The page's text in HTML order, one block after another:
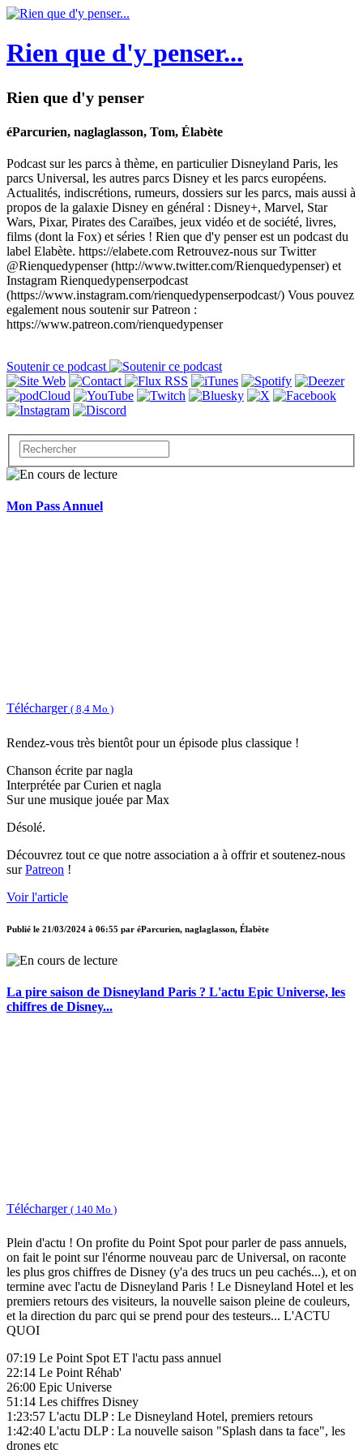
Rien que d'y penser...
Rien que d'y penser
éParcurien, naglaglasson, Tom, Élabète
Podcast sur les parcs à thème, en particulier Disneyland Paris, les
parcs Universal, les autres parcs Disney et les parcs européens.
Actualités, indiscrétions, rumeurs, dossiers sur les parcs, mais aussi à
propos de la galaxie Disney en général : Disney+, Marvel, Star
Wars, Pixar, Pirates des Caraïbes, jeux vidéo et de société, livres,
films (dont la Fox) et séries ! Rien que d'y penser est un podcast du
label Elabète. https://elabete.com Retrouvez-nous sur Twitter
@Rienquedypenser (http://www.twitter.com/Rienquedypenser) et
Instagram Rienquedypenserpodcast
(https://www.instagram.com/rienquedypenserpodcast/) Vous pouvez
egalement nous soutenir sur Patreon :
https://www.patreon.com/rienquedypenser
Soutenir ce podcast
Mon Pass Annuel
Télécharger ( 8,4 Mo )
Rendez-vous très bientôt pour un épisode plus classique !
Chanson écrite par nagla
Interprétée par Curien et nagla
Sur une musique jouée par Max
Désolé.
Découvrez tout ce que notre association a à offrir et soutenez-nous
surPatreon !
Voir l'article
Publié le 21/03/2024 à 06:55 par éParcurien, naglaglasson, Élabète
La pire saison de Disneyland Paris ? L'actu Epic Universe, les
chiffres de Disney...
Télécharger ( 140 Mo )
Plein d'actu ! On profite du Point Spot pour parler de pass annuels,
on fait le point sur l'énorme nouveau parc de Universal, on raconte
les plus gros chiffres de Disney (y'a des trucs un peu cachés...), et on
termine avec l'actu de Disneyland Paris ! Le Disneyland Hotel et les
premiers retours des visiteurs, la nouvelle saison pleine de couleurs,
et la direction du parc qui se prend pour des testeurs... L'ACTU
QUOI
07:19 Le Point Spot ET l'actu pass annuel
22:14 Le Point Réhab'
26:00 Epic Universe
51:14 Les chiffres Disney
1:23:57 L'actu DLP : Le Disneyland Hotel, premiers retours
1:42:40 L'actu DLP : La nouvelle saison "Splash dans ta face", les
drones etc